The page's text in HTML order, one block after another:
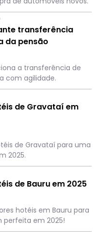
transferência
da pensão
como
a transferência de
com agilidade.
de Gravataí em
de Gravataí para uma
2025.
de Bauru em 2025
hotéis em Bauru para
perfeita em 2025!